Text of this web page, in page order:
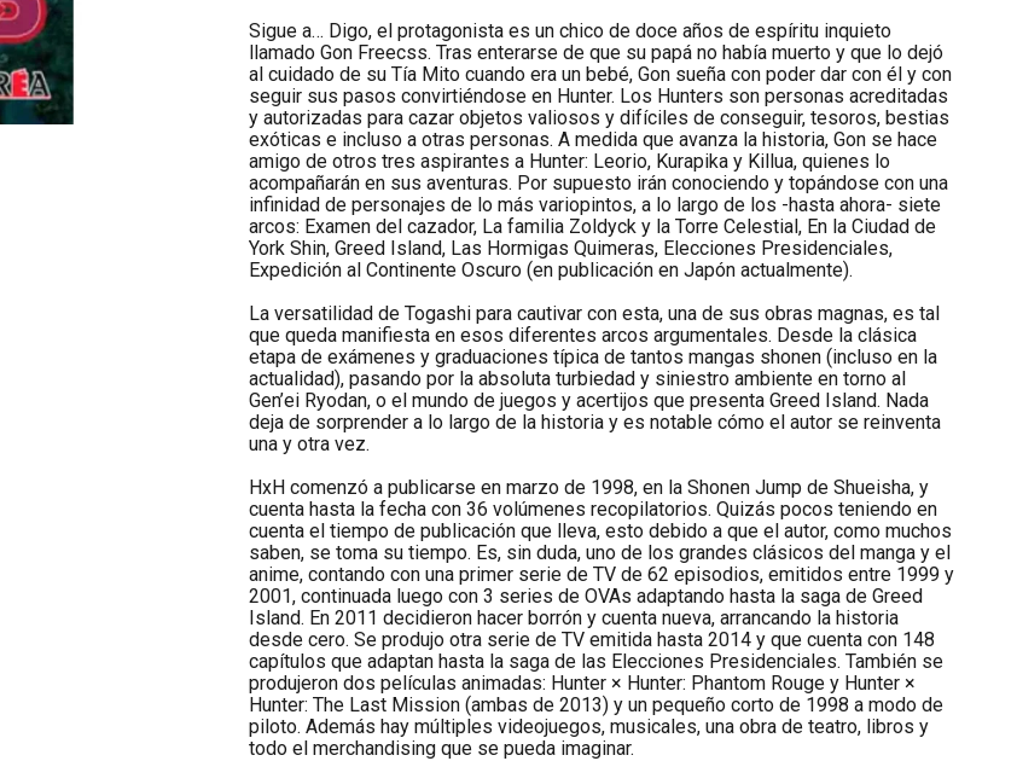
Sigue a… Digo, el protagonista es un chico de doce años de espíritu inquieto
llamado Gon Freecss. Tras enterarse de que su papá no había muerto y que lo dejó
al cuidado de su Tía Mito cuando era un bebé, Gon sueña con poder dar con él y con
seguir sus pasos convirtiéndose en Hunter. Los Hunters son personas acreditadas
y autorizadas para cazar objetos valiosos y difíciles de conseguir, tesoros, bestias
exóticas e incluso a otras personas. A medida que avanza la historia, Gon se hace
amigo de otros tres aspirantes a Hunter: Leorio, Kurapika y Killua, quienes lo
acompañarán en sus aventuras. Por supuesto irán conociendo y topándose con una
infinidad de personajes de lo más variopintos, a lo largo de los -hasta ahora- siete
arcos: Examen del cazador, La familia Zoldyck y la Torre Celestial, En la Ciudad de
York Shin, Greed Island, Las Hormigas Quimeras, Elecciones Presidenciales,
Expedición al Continente Oscuro (en publicación en Japón actualmente).
La versatilidad de Togashi para cautivar con esta, una de sus obras magnas, es tal
que queda manifiesta en esos diferentes arcos argumentales. Desde la clásica
etapa de exámenes y graduaciones típica de tantos mangas shonen (incluso en la
actualidad), pasando por la absoluta turbiedad y siniestro ambiente en torno al
Gen’ei Ryodan, o el mundo de juegos y acertijos que presenta Greed Island. Nada
deja de sorprender a lo largo de la historia y es notable cómo el autor se reinventa
una y otra vez.
HxH comenzó a publicarse en marzo de 1998, en la Shonen Jump de Shueisha, y
cuenta hasta la fecha con 36 volúmenes recopilatorios. Quizás pocos teniendo en
cuenta el tiempo de publicación que lleva, esto debido a que el autor, como muchos
saben, se toma su tiempo. Es, sin duda, uno de los grandes clásicos del manga y el
anime, contando con una primer serie de TV de 62 episodios, emitidos entre 1999 y
2001, continuada luego con 3 series de OVAs adaptando hasta la saga de Greed
Island. En 2011 decidieron hacer borrón y cuenta nueva, arrancando la historia
desde cero. Se produjo otra serie de TV emitida hasta 2014 y que cuenta con 148
capítulos que adaptan hasta la saga de las Elecciones Presidenciales. También se
produjeron dos películas animadas: Hunter × Hunter: Phantom Rouge y Hunter ×
Hunter: The Last Mission (ambas de 2013) y un pequeño corto de 1998 a modo de
piloto. Además hay múltiples videojuegos, musicales, una obra de teatro, libros y
todo el merchandising que se pueda imaginar.